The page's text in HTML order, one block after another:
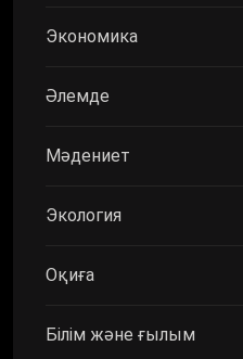
Экономика
Әлемде
Мәдениет
Экология
Оқиға
Білім және ғылым